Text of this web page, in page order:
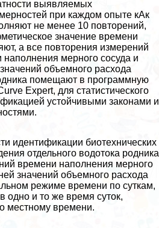
выявляемых
при каждом опыте кАк
не менее 10 повторений,
значение времени
а все повторения измерений
мерного сосуда и
объемного расхода
помещают в программную
Expert, для статистического
устойчивыми законами и
идентификации биотехнических
отдельного водотока родника
времени наполнения мерного
значений объемного расхода
режиме времени по суткам,
одно и то же время суток,
местному времени.